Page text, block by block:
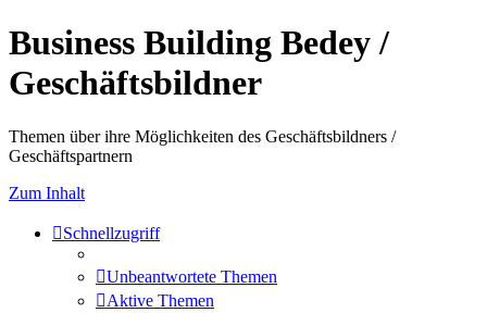
Business Building Bedey /
Geschäftsbildner
Themen über ihre Möglichkeiten des Geschäftsbildners /
Geschäftspartnern
Zum Inhalt
Schnellzugriff
Unbeantwortete Themen
Aktive Themen